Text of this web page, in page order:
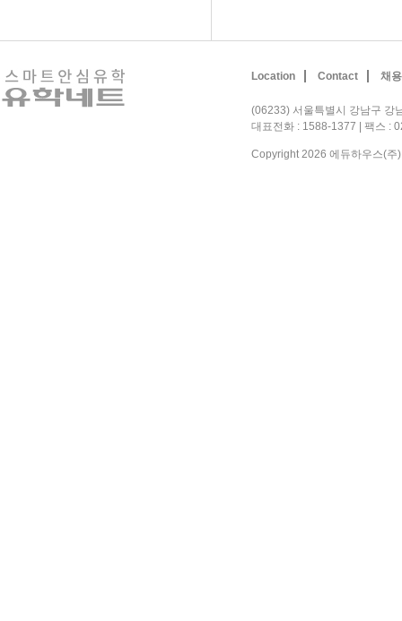
Location Contact 채
(06233) 서울특별시 강남구 강
대표전화 : 1588-1377 | 팩스 :
Copyright 2026 에듀하우스(주